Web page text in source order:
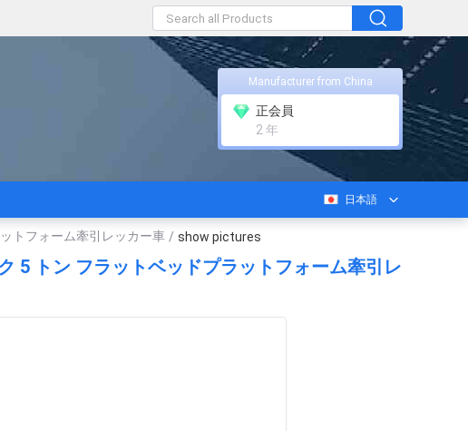
Manufacturer from China
正会員
2 年
日本語
トフォーム牽引レッカー車 / show pictures
5 トン フラットベッドプラットフォーム牽引レ